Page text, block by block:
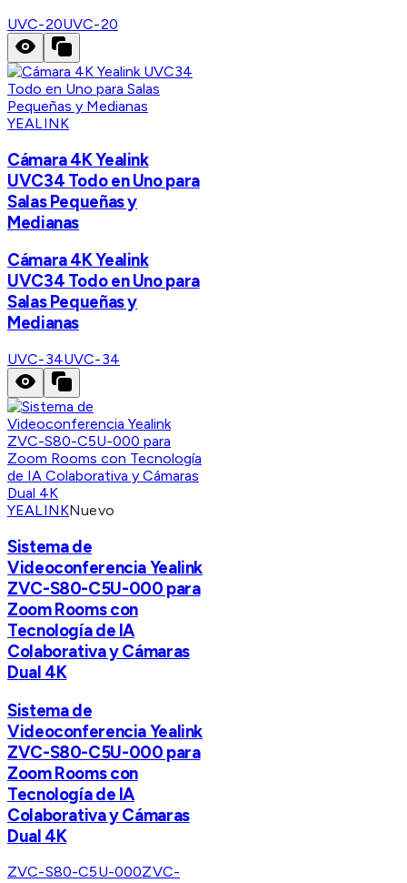
UVC-20UVC-20
YEALINK
Cámara 4K Yealink
UVC34 Todo en Uno para
Salas Pequeñas y
Medianas
Cámara 4K Yealink
UVC34 Todo en Uno para
Salas Pequeñas y
Medianas
UVC-34UVC-34
YEALINKNuevo
Sistema de
Videoconferencia Yealink
ZVC-S80-C5U-000 para
Zoom Rooms con
Tecnología de IA
Colaborativa y Cámaras
Dual 4K
Sistema de
Videoconferencia Yealink
ZVC-S80-C5U-000 para
Zoom Rooms con
Tecnología de IA
Colaborativa y Cámaras
Dual 4K
ZVC-S80-C5U-000ZVC-